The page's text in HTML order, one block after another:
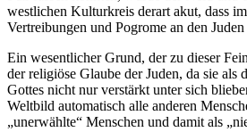
westlichen Kulturkreis derart akut, dass
Vertreibungen und Pogrome an den Juden
Ein wesentlicher Grund, der zu dieser
der religiöse Glaube der Juden, da sie als
Gottes nicht nur verstärkt unter sich
Weltbild automatisch alle anderen
„unerwählte“ Menschen und damit als